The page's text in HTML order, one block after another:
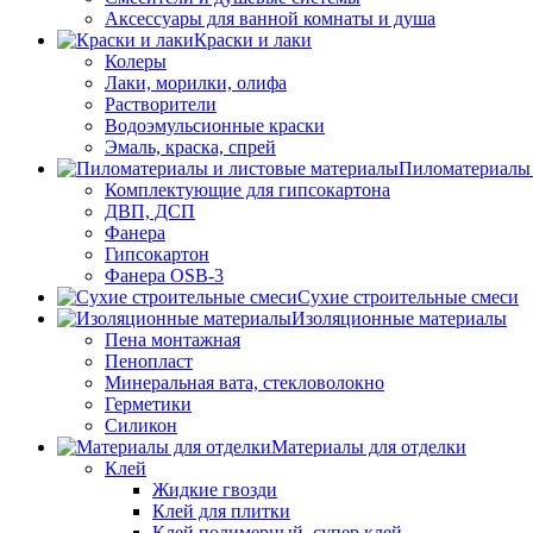
Аксессуары для ванной комнаты и душа
Краски и лаки
Колеры
Лаки, морилки, олифа
Растворители
Водоэмульсионные краски
Эмаль, краска, спрей
Комплектующие для гипсокартона
ДВП, ДСП
Фанера
Гипсокартон
Фанера OSB-3
Сухие строительные смеси
Изоляционные материалы
Пена монтажная
Пенопласт
Минеральная вата, стекловолокно
Герметики
Силикон
Материалы для отделки
Клей
Жидкие гвозди
Клей для плитки